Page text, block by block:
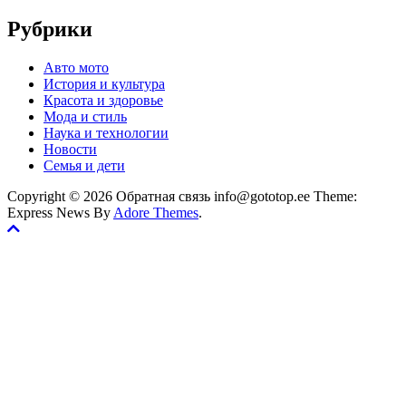
Рубрики
Авто мото
История и культура
Красота и здоровье
Мода и стиль
Наука и технологии
Новости
Семья и дети
Copyright © 2026 Обратная связь info@gototop.ee Theme:
Express News By Adore Themes.